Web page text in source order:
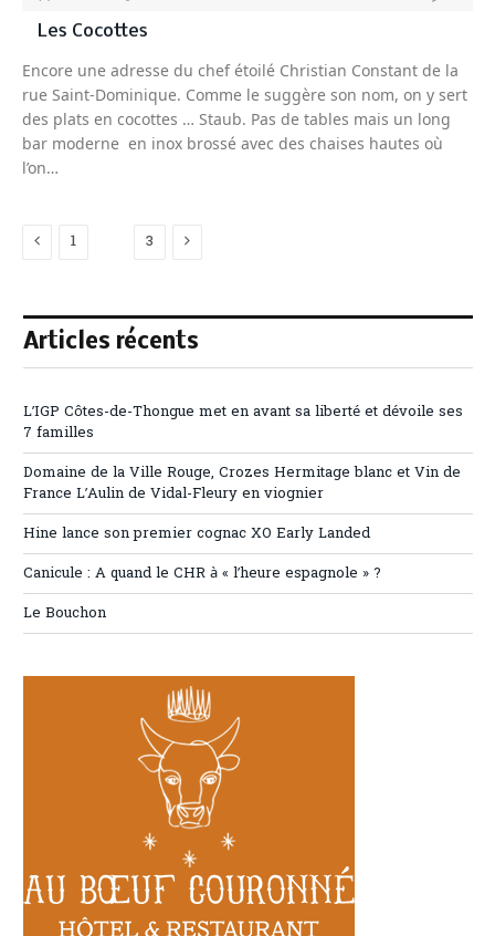
Les Cocottes
Encore une adresse du chef étoilé Christian Constant de la
rue Saint-Dominique. Comme le suggère son nom, on y sert
des plats en cocottes … Staub. Pas de tables mais un long
bar moderne en inox brossé avec des chaises hautes où
l’on…
Previous
1 3 Next
Articles récents
L’IGP Côtes-de-Thongue met en avant sa liberté et dévoile ses
7 familles
Domaine de la Ville Rouge, Crozes Hermitage blanc et Vin de
France L’Aulin de Vidal-Fleury en viognier
Hine lance son premier cognac XO Early Landed
Canicule : A quand le CHR à « l’heure espagnole » ?
Le Bouchon